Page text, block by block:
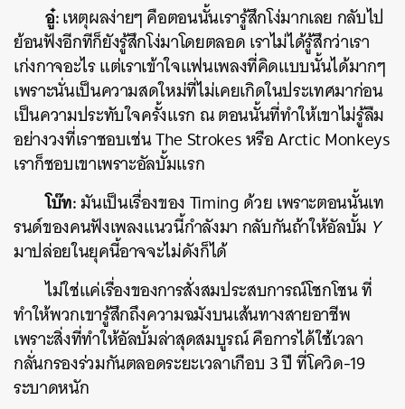
อู๋:เหตุผลง่ายๆ คือตอนนั้นเรารู้สึกโง่มากเลย กลับไป
ย้อนฟังอีกทีก็ยังรู้สึกโง่มาโดยตลอด เราไม่ได้รู้สึกว่าเรา
เก่งกาจอะไร แต่เราเข้าใจแฟนเพลงที่คิดแบบนั้นได้มากๆ
เพราะนั่นเป็นความสดใหม่ที่ไม่เคยเกิดในประเทศมาก่อน
เป็นความประทับใจครั้งแรก ณ ตอนนั้นที่ทำให้เขาไม่รู้ลืม
อย่างวงที่เราชอบเช่น The Strokes หรือ Arctic Monkeys
เราก็ชอบเขาเพราะอัลบั้มแรก
โบ๊ท:มันเป็นเรื่องของ Timing ด้วย เพราะตอนนั้นเท
รนด์ของคนฟังเพลงแนวนี้กำลังมา กลับกันถ้าให้อัลบั้ม Y
มาปล่อยในยุคนี้อาจจะไม่ดังก็ได้
ไม่ใช่แค่เรื่องของการสั่งสมประสบการณ์โชกโชน ที่
ทำให้พวกเขารู้สึกถึงความฉมังบนเส้นทางสายอาชีพ
เพราะสิ่งที่ทำให้อัลบั้มล่าสุดสมบูรณ์ คือการได้ใช้เวลา
กลั่นกรองร่วมกันตลอดระยะเวลาเกือบ 3 ปี ที่โควิด-19
ระบาดหนัก